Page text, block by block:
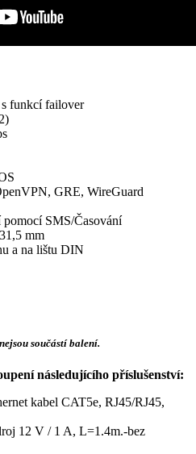
funkcí failover
GRE, WireGuard
SMS/Časování
mm
a na lištu DIN
součástí balení.
následujícího příslušenství:
kabel CAT5e, RJ45/RJ45,
12 V / 1 A, L=1.4m.-bez